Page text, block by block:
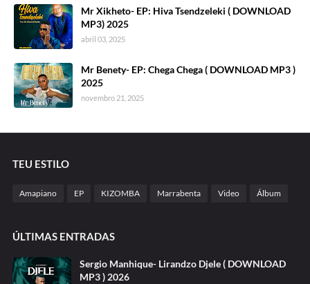
Mr Xikheto- EP: Hiva Tsendzeleki ( DOWNLOAD
MP3) 2025
abril 03, 2025
Mr Benety- EP: Chega Chega ( DOWNLOAD MP3 )
2025
novembro 21, 2025
TEU ESTILO
Amapiano EP KIZOMBA Marrabenta Video Álbum
ÚLTIMAS ENTRADAS
Sergio Manhique- Lirandzo Djele ( DOWNLOAD
MP3 ) 2026